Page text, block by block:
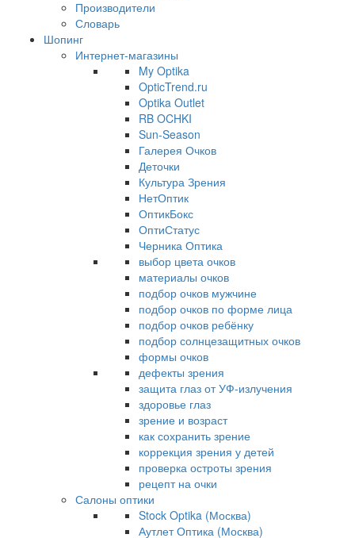
Производители
Словарь
Шопинг
Интернет-магазины
My Optika
OpticTrend.ru
Optika Outlet
RB OCHKI
Sun-Season
Галерея Очков
Деточки
Культура Зрения
НетОптик
ОптикБокс
ОптиСтатус
Черника Оптика
выбор цвета очков
материалы очков
подбор очков мужчине
подбор очков по форме лица
подбор очков ребёнку
подбор солнцезащитных очков
формы очков
дефекты зрения
защита глаз от УФ-излучения
здоровье глаз
зрение и возраст
как сохранить зрение
коррекция зрения у детей
проверка остроты зрения
рецепт на очки
Салоны оптики
Stock Optika (Москва)
Аутлет Оптика (Москва)